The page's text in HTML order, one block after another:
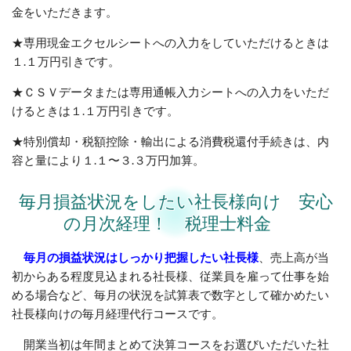
金をいただきます。
★専用現金エクセルシートへの入力をしていただけるときは
１.１万円引きです。
★ＣＳＶデータまたは専用通帳入力シートへの入力をいただ
けるときは１.１万円引きです。
★特別償却・税額控除・輸出による消費税還付手続きは、内
容と量により１.１〜３.３万円加算。
毎月損益状況をしたい社長様向け 安心
の月次経理！ 税理士料金
毎月の損益状況はしっかり把握したい社長様 、売上高が当
初からある程度見込まれる社長様、従業員を雇って仕事を始
める場合など、毎月の状況を試算表で数字として確かめたい
社長様向けの毎月経理代行コースです。
開業当初は年間まとめて決算コースをお選びいただいた社